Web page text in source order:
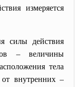
измеряется
силы действия
– величины
тела
внутренних –